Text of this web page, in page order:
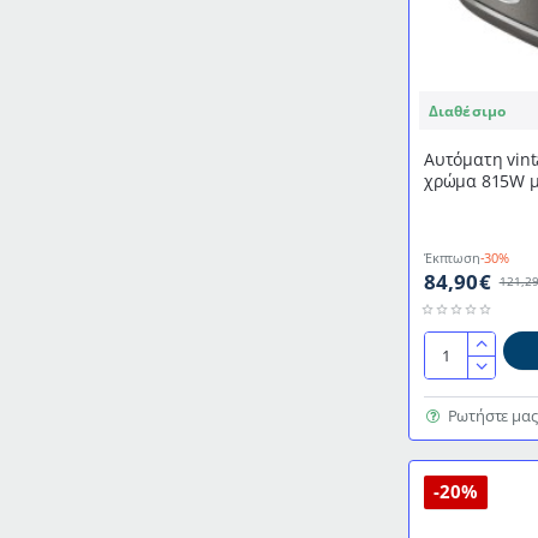
Διαθέσιμο
Αυτόματη
χρώμα 815W
Έκπτωση-30%
84,90€
Αυτόματη
φρυγανιέρα
σε
ανθρακί
χρώμα
815W
Ρωτήστε μας
-20%